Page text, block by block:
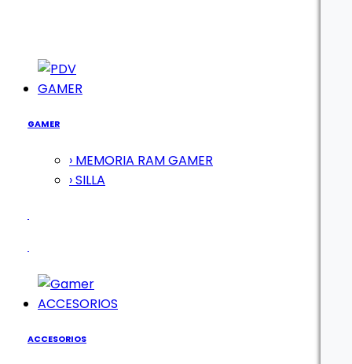
GAMER
GAMER
› MEMORIA RAM GAMER
› SILLA
ACCESORIOS
ACCESORIOS